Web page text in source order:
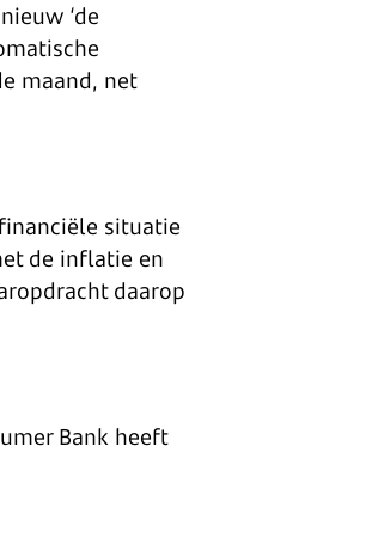
‘de
maand, net
situatie
de inflatie en
daarop
Bank heeft